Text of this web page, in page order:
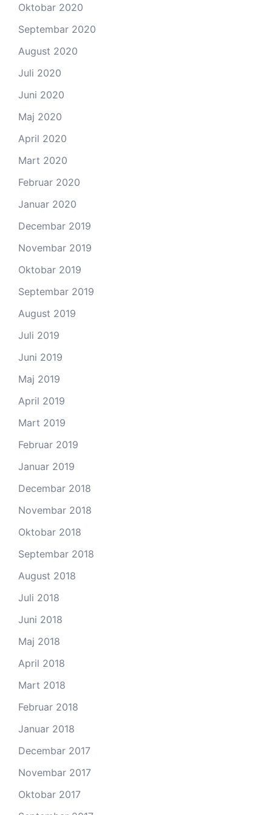
Oktobar 2020
Septembar 2020
August 2020
Juli 2020
Juni 2020
Maj 2020
April 2020
Mart 2020
Februar 2020
Januar 2020
Decembar 2019
Novembar 2019
Oktobar 2019
Septembar 2019
August 2019
Juli 2019
Juni 2019
Maj 2019
April 2019
Mart 2019
Februar 2019
Januar 2019
Decembar 2018
Novembar 2018
Oktobar 2018
Septembar 2018
August 2018
Juli 2018
Juni 2018
Maj 2018
April 2018
Mart 2018
Februar 2018
Januar 2018
Decembar 2017
Novembar 2017
Oktobar 2017